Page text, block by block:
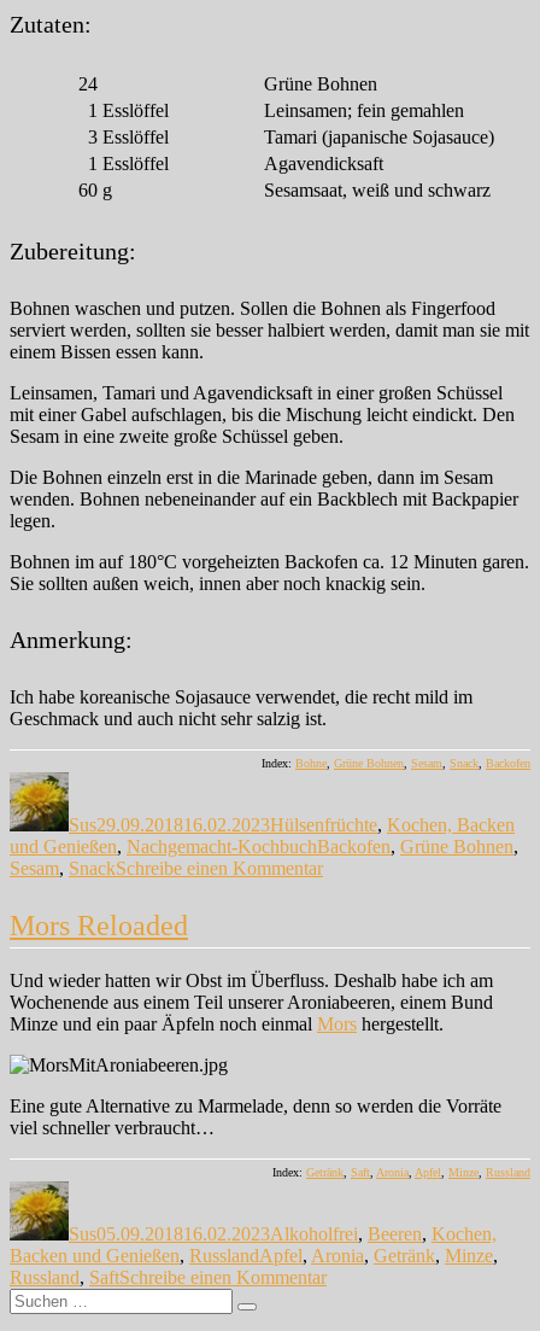
Zutaten:
24
Grüne Bohnen
1 Esslöffel
Leinsamen; fein gemahlen
3 Esslöffel
Tamari (japanische Sojasauce)
1 Esslöffel
Agavendicksaft
60 g Sesamsaat, weiß und schwarz
Zubereitung:
Bohnen waschen und putzen. Sollen die Bohnen als Fingerfood
serviert werden, sollten sie besser halbiert werden, damit man sie mit
einem Bissen essen kann.
Leinsamen, Tamari und Agavendicksaft in einer großen Schüssel
mit einer Gabel aufschlagen, bis die Mischung leicht eindickt. Den
Sesam in eine zweite große Schüssel geben.
Die Bohnen einzeln erst in die Marinade geben, dann im Sesam
wenden. Bohnen nebeneinander auf ein Backblech mit Backpapier
legen.
Bohnen im auf 180°C vorgeheizten Backofen ca. 12 Minuten garen.
Sie sollten außen weich, innen aber noch knackig sein.
Anmerkung:
Ich habe koreanische Sojasauce verwendet, die recht mild im
Geschmack und auch nicht sehr salzig ist.
Index: Bohne Grüne Bohnen Sesam Snack Backofen
Autor
Sus29.09.201816.02.2023Hülsenfrüchte, Kochen, Backen
und Genießen, Nachgemacht-KochbuchSchlagwörter
Backofen, Grüne Bohnen,
Sesam, SnackSchreibe einen Kommentarzu
Sesammantel
Mors Reloaded
Und wieder hatten wir Obst im Überfluss. Deshalb habe ich am
Wochenende aus einem Teil unserer Aroniabeeren, einem Bund
Minze und ein paar Äpfeln noch einmal Mors hergestellt.
Eine gute Alternative zu Marmelade, denn so werden die Vorräte
viel schneller verbraucht…
Index: Getränk Saft Aronia Apfel Minze Russland
Autor
Sus05.09.201816.02.2023Alkoholfrei, Beeren, Kochen,
Backen und Genießen, RusslandSchlagwörter
Apfel, Aronia, Getränk, Minze,
Russland, SaftSchreibe einen Kommentarzu
Suche
nach:
Suchen